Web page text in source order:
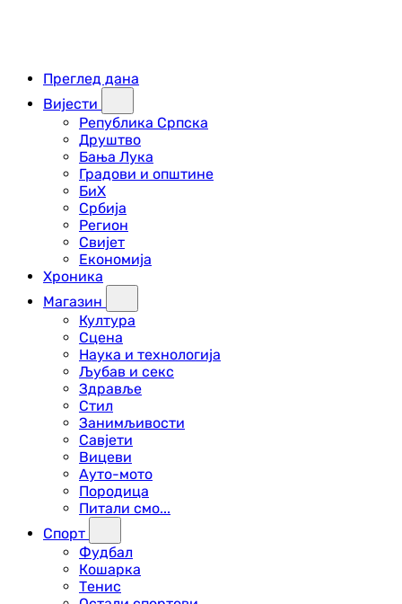
Преглед дана
Вијести
Република Српска
Друштво
Бања Лука
Градови и општине
БиХ
Србија
Регион
Свијет
Економија
Хроника
Магазин
Култура
Сцена
Наука и технологија
Љубав и секс
Здравље
Стил
Занимљивости
Савјети
Вицеви
Ауто-мото
Породица
Питали смо...
Спорт
Фудбал
Кошарка
Тенис